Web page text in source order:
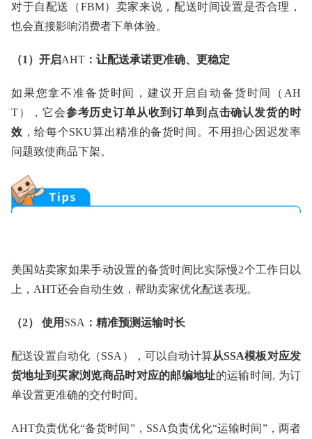
对于自配送（FBM）卖家来说，配送时间设置是否合理，
也会直接影响消费者下单体验。
（1）开启AHT ：让配送承诺更准确、更稳定
如果您拿不准备货时间，建议开启自动备货时间（AH
T），它会参考历史订单从收到订单到点击确认发货的时
效 ，给每个SKU算出精准的备货时间。不用担心因迟发率
问题致使商品下架。
美国站卖家如果手动设置的备货时间比实际慢2个工作日以
上，AHT还会自动生效，帮助卖家优化配送表现。
（2） 使用 SSA ：精准预测运输时长
配送设置自动化（SSA），可以自动计算从SSA模板对应发
货地址到买家浏览商品时对应的邮编地址的运输时间, 为订
单设置更准确的交付时间。
AHT负责优化“备货时间”，SSA负责优化“运输时间”，两者